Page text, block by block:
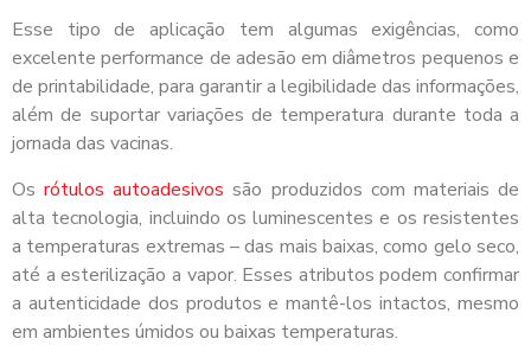
Esse tipo de aplicação tem algumas exigências, como
excelente performance de adesão em diâmetros pequenos e
de printabilidade, para garantir a legibilidade das informações,
além de suportar variações de temperatura durante toda a
jornada das vacinas.
Osrótulos autoadesivos são produzidos com materiais de
alta tecnologia, incluindo os luminescentes e os resistentes
a temperaturas extremas – das mais baixas, como gelo seco,
até a esterilização a vapor. Esses atributos podem confirmar
a autenticidade dos produtos e mantê-los intactos, mesmo
em ambientes úmidos ou baixas temperaturas.